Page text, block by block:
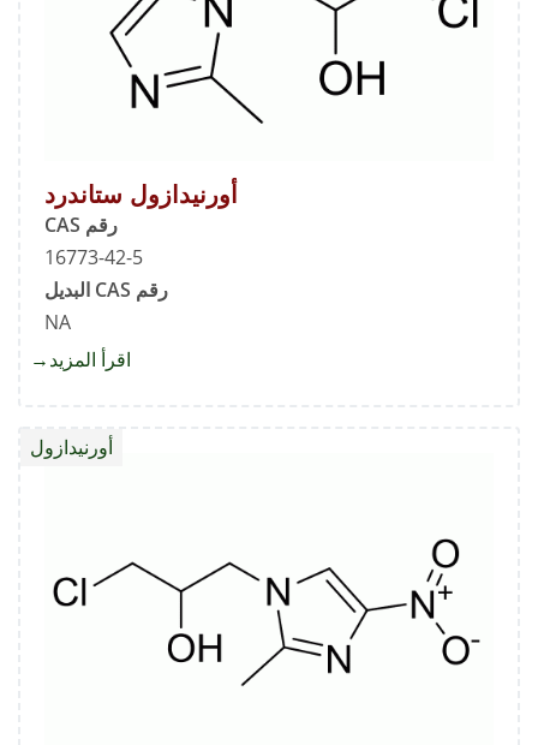
أورنيدازول ستاندرد
رقم CAS
16773-42-5
رقم CAS البديل
NA
اقرأ المزيد
أورنيدازول